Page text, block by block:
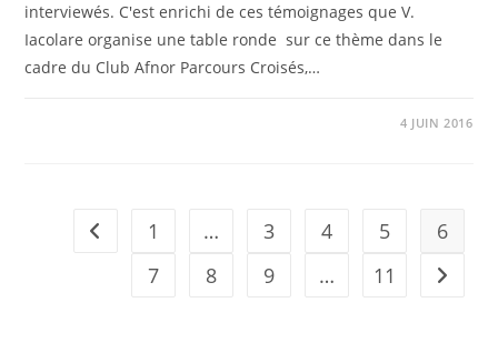
interviewés. C'est enrichi de ces témoignages que V.
Iacolare organise une table ronde sur ce thème dans le
cadre du Club Afnor Parcours Croisés,…
4 JUIN 2016
Go to the previous page
1 … 3 4 5
6
7
8 9 … 11 Aller à